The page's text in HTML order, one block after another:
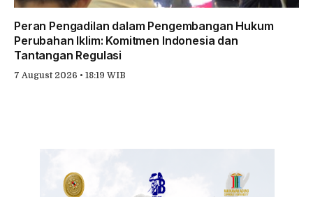
Peran Pengadilan dalam Pengembangan Hukum
Perubahan Iklim: Komitmen Indonesia dan
Tantangan Regulasi
7 August 2026 • 18:19 WIB